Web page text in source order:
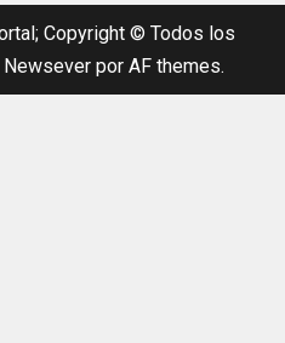
Copyright © Todos los
Newsever por AF themes.